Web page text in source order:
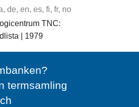
de, en, es, fi, fr, no
TNC:
| 1979
termsamling